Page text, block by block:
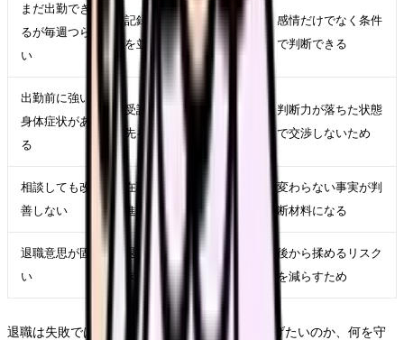
まだ出勤でき
るが毎週つら
い
記録、相談、求人比較
を並行する
感情だけでなく条件
で判断できる
出勤前に強い
身体症状があ
る
受診、休養、公的相談
先を優先する
判断力が落ちた状態
で交渉しないため
相談しても改
善しない
在職転職や退職準備を
進める
変わらない事実が判
断材料になる
退職意思が固
い
退職日、有休、引き継
ぎ、書面記録を整える
後から揉めるリスク
を減らすため
退職は失敗ではありません。ただし、何から逃げたいのか、何を守